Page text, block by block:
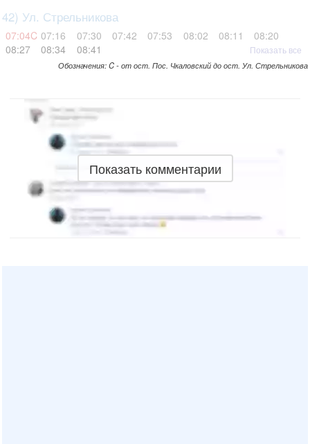
42) Ул. Стрельникова
07:04C 07:16 07:30 07:42 07:53 08:02 08:11
08:20
08:27
08:34 08:41 Показать все
Обозначения: C - от ост. Пос. Чкаловский до ост. Ул. Стрельникова
Показать комментарии